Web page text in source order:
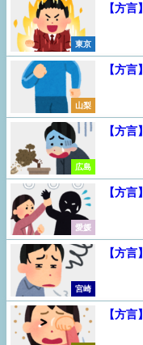
東京
【方
山梨
【方
広島
【方
愛媛
【方
宮崎
【方
【方